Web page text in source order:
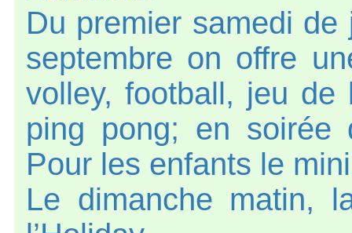
Du premier samedi
septembre on offre
volley, football, jeu
ping pong; en soirée
Pour les enfants le
Le dimanche matin,